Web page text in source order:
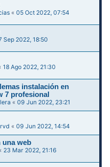
«05 Oct 2022, 07:54
Sep 2022, 18:50
18 Ago 2022, 21:30
instalación en
7 profesional
«09 Jun 2022, 23:21
«09 Jun 2022, 14:54
una web
23 Mar 2022, 21:16